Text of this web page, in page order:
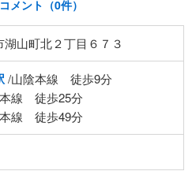
コメント（0件）
湖山町北２丁目６７３
/山陰本線 徒歩9分
線 徒歩25分
線 徒歩49分